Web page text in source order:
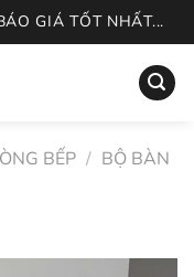
GIÁ TỐT NHẤT...
BẾP / BỘ BÀN